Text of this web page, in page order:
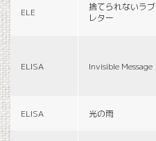
ELE
捨てられないラブ
レター
ELISA Invisible Message
ELISA 光の雨